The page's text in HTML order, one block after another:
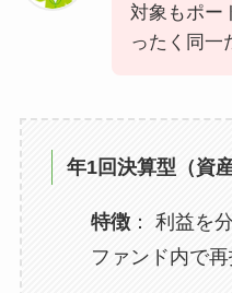
対象もポー
ったく同一
年1回決算型（資
特徴： 利益を
ファンド内で再